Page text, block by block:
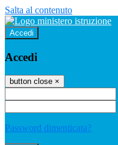
Salta al contenuto
Accedi
Accedi
button close ×
Password dimenticata?